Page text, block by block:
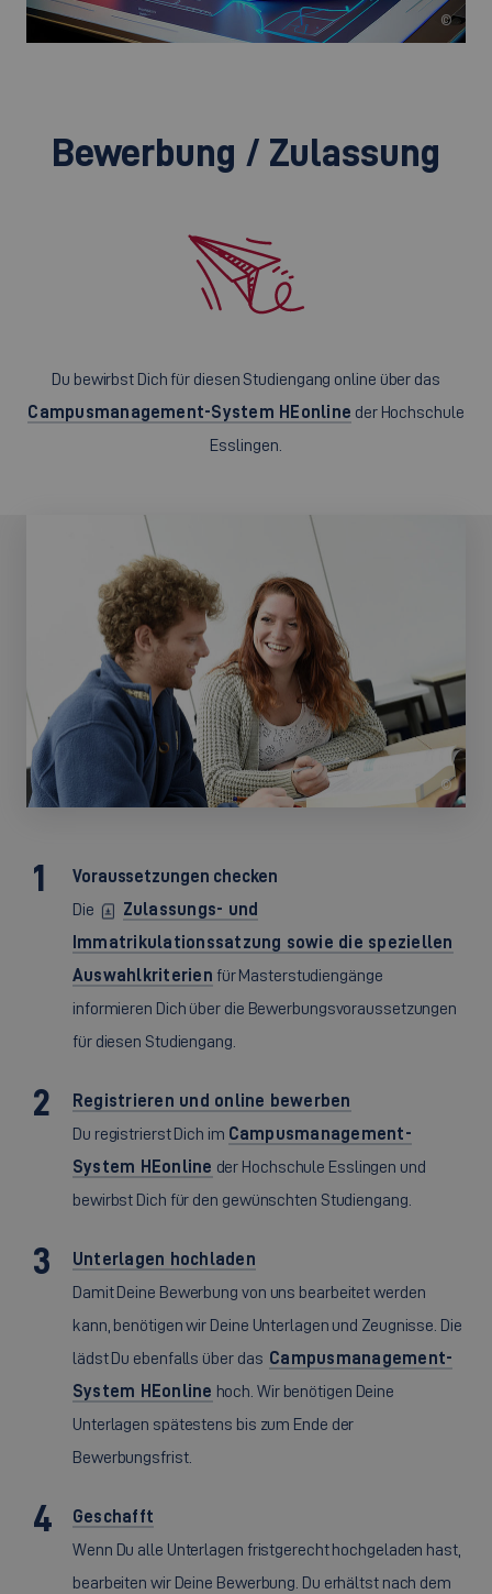
©
Bewerbung / Zulassung
Du bewirbst Dich für diesen Studiengang online über das
Campusmanagement-System HEonline der Hochschule
Esslingen.
©
Voraussetzungen checken
Die
Zulassungs- und
Immatrikulationssatzung sowie die speziellen
Auswahlkriterien für Masterstudiengänge
informieren Dich über die Bewerbungsvoraussetzungen
für diesen Studiengang.
Registrieren und online bewerben
Du registrierst Dich im Campusmanagement-
System HEonline der Hochschule Esslingen und
bewirbst Dich für den gewünschten Studiengang.
Unterlagen hochladen
Damit Deine Bewerbung von uns bearbeitet werden
kann, benötigen wir Deine Unterlagen und Zeugnisse. Die
lädst Du ebenfalls über das Campusmanagement-
System HEonline hoch. Wir benötigen Deine
Unterlagen spätestens bis zum Ende der
Bewerbungsfrist.
Geschafft
Wenn Du alle Unterlagen fristgerecht hochgeladen hast,
bearbeiten wir Deine Bewerbung. Du erhältst nach dem